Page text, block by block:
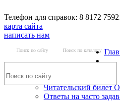
Телефон для справок: 8 8172
карта сайта
написать нам
Поиск по сайту Поиск по каталогу
Читательский
Ответы на часто